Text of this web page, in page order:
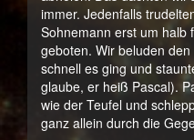
immer. Jedenfalls
Sohnemann erst um halb
geboten. Wir beluden
schnell es ging und
glaube, er heiß Pascal).
wie der Teufel und
ganz allein durch die